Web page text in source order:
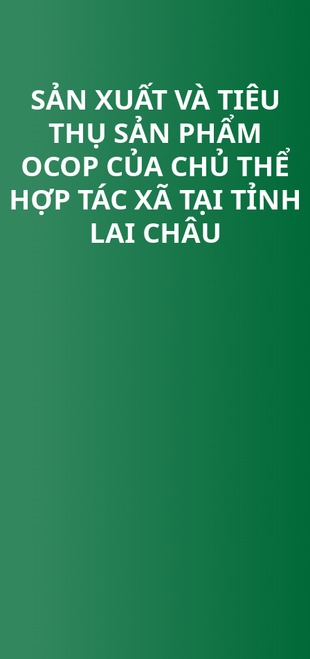
SẢN XUẤT VÀ TIÊU
THỤ SẢN PHẨM
OCOP CỦA CHỦ THỂ
HỢP TÁC XÃ TẠI TỈNH
LAI CHÂU